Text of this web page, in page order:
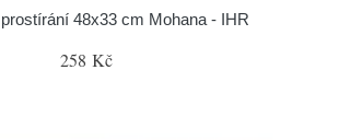
48x33 cm Mohana - IHR
258 Kč